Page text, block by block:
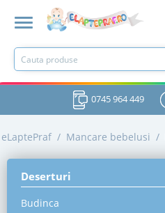
0745 964 449
eLaptePraf / Mancare bebelusi /
Deserturi
Budinca